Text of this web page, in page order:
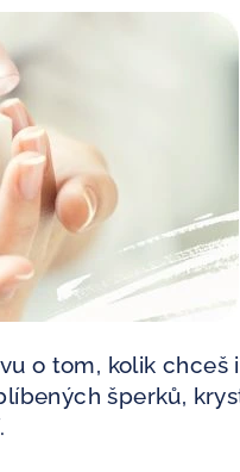
o tom, kolik chceš
šperků,